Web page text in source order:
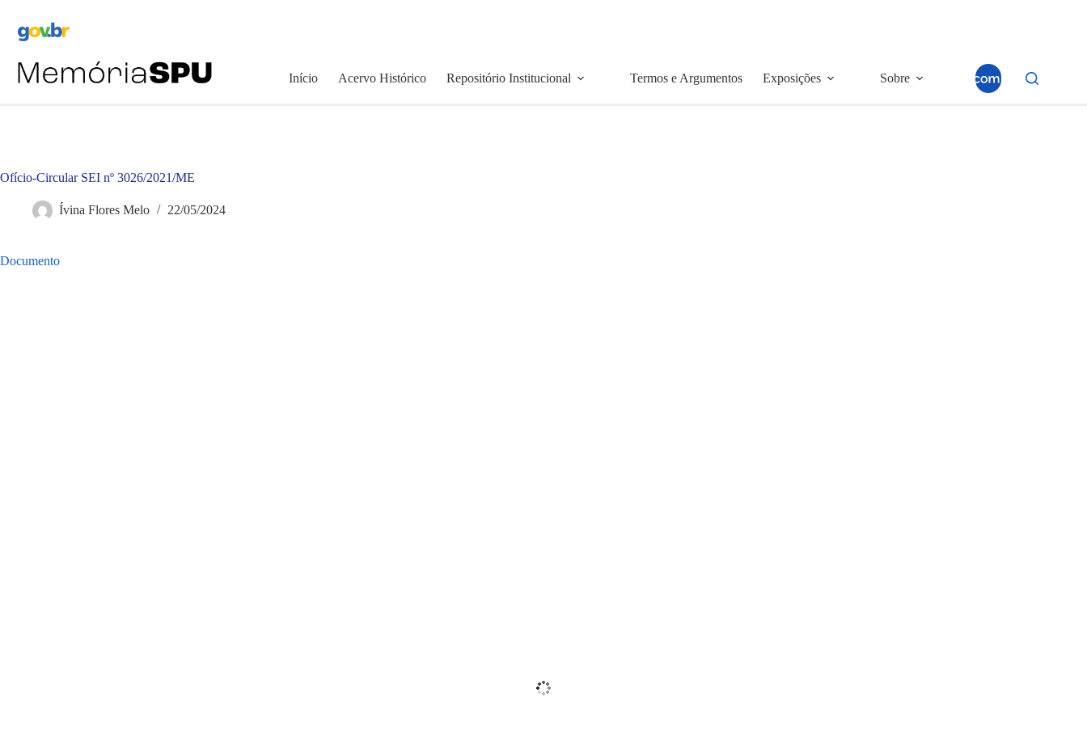
Início Acervo Histórico Repositório Institucional Termos e Argumentos Exposições Sobre
Ofício-Circular SEI nº 3026/2021/ME
Ívina Flores Melo 22/05/2024
Documento